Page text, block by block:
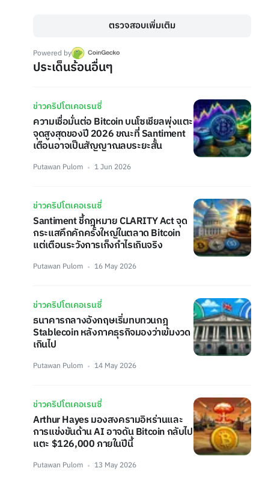
ตรวจสอบเพิ่มเติม
Powered by
ประเด็นร้อนอื่นๆ
ข่าวคริปโตเคอเรนซี่
ความเชื่อมั่นต่อ Bitcoin บนโซเชียลพุ่งแตะ
จุดสูงสุดของปี 2026 ขณะที่ Santiment
เตือนอาจเป็นสัญญาณลบระยะสั้น
Putawan Pulom 1 Jun 2026
ข่าวคริปโตเคอเรนซี่
Santiment ชี้กฎหมาย CLARITY Act จุด
กระแสคึกคักครั้งใหญ่ในตลาด Bitcoin
แต่เตือนระวังการเก็งกำไรเกินจริง
Putawan Pulom 16 May 2026
ข่าวคริปโตเคอเรนซี่
ธนาคารกลางอังกฤษเริ่มทบทวนกฎ
Stablecoin หลังภาคธุรกิจมองว่าเข้มงวด
เกินไป
Putawan Pulom 14 May 2026
ข่าวคริปโตเคอเรนซี่
Arthur Hayes มองสงครามอิหร่านและ
การแข่งขันด้าน AI อาจดัน Bitcoin กลับไป
แตะ $126,000 ภายในปีนี้
Putawan Pulom 13 May 2026